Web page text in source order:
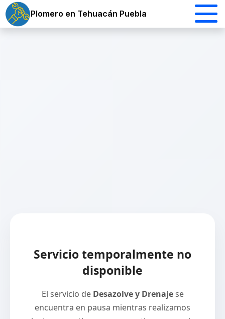
Plomero en Tehuacán Puebla
Servicio temporalmente no
disponible
El servicio de Desazolve y Drenajese
encuentra en pausa mientras realizamos